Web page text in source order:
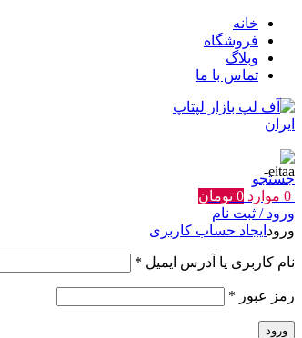
خانه
فروشگاه
وبلاگ
تماس با ما
جستجو
0 موارد 0 تومان
ورود / ثبت نام
ورود ایجاد حساب کاربری
نام کاربری یا آدرس ایمیل *
رمز عبور *
ورود